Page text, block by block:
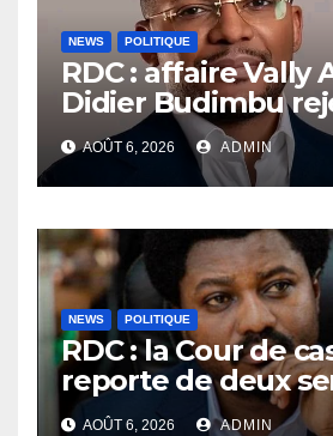
NEWS POLITIQUE
RDC : affaire Vally
Didier Budimbu
accusations et
laisser la justice
vérité
AOÛT 6, 2026 ADMIN
NEWS POLITIQUE
RDC : la Cour de
reporte de deux
procès Frivao
AOÛT 6, 2026 ADMIN